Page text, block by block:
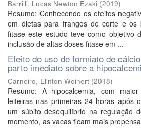
Barrilli, Lucas Newton Ezaki (2019)
Resumo: Conhecendo os efeitos
em dietas para frangos de corte e os
fitase este estudo teve como objetivo
inclusão de altas doses fitase em ...
Efeito do uso de formiato de
parto imediato sobre a
Carneiro, Elinton Weinert (2018)
Resumo: A hipocalcemia, com
leiteiras nas primeiras 24 horas após
um súbito desequilíbrio na regulação
momento, as vacas ficam mais